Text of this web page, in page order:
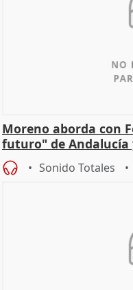
Moreno aborda con
futuro" de Andalucía
incendios
Sonido Totales